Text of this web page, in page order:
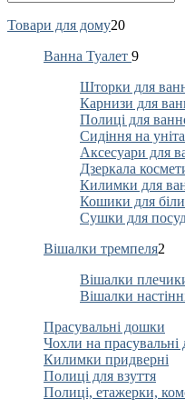
Товари для дому20
Ванна Туалет 9
Шторки для
Карнизи для
Полиці для
Сидіння на
Аксесуари для
Дзеркала
Килимки для
Кошики для
Сушки для
Вішалки тремпеля2
Вішалки
Вішалки
Прасувальні дошки
Чохли на
Килимки придверні
Полиці для взуття
Полиці, етажерки,